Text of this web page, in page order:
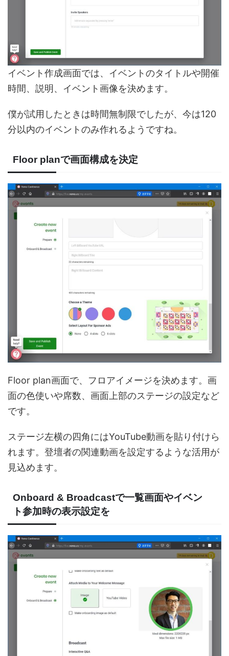
イベント作成画面では、イベントのタイトルや開催
時間、説明、イベント画像を決めます。
僕が試用したときは時間無制限でしたが、今は120
分以内のイベントのみ作れるようですね。
Floor planで画面構成を決定
Floor plan画面で、フロアイメージを決めます。画
面の色使いや席数、画面上部のステージの設定など
です。
ステージ左横の四角にはYouTube動画を貼り付けら
れます。登壇者の関連動画を設定するような活用が
見込めます。
Onboard & Broadcastで一覧画面やイベン
ト参加時の表示設定を